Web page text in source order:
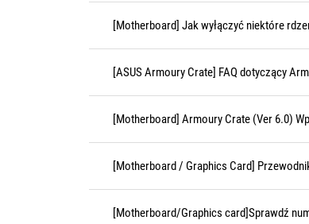
[Motherboard] Jak wyłączyć niektóre
[ASUS Armoury Crate] FAQ dotyczący
[Motherboard] Armoury Crate (Ver 6.0)
[Motherboard / Graphics Card]
[Motherboard/Graphics card]Sprawdź